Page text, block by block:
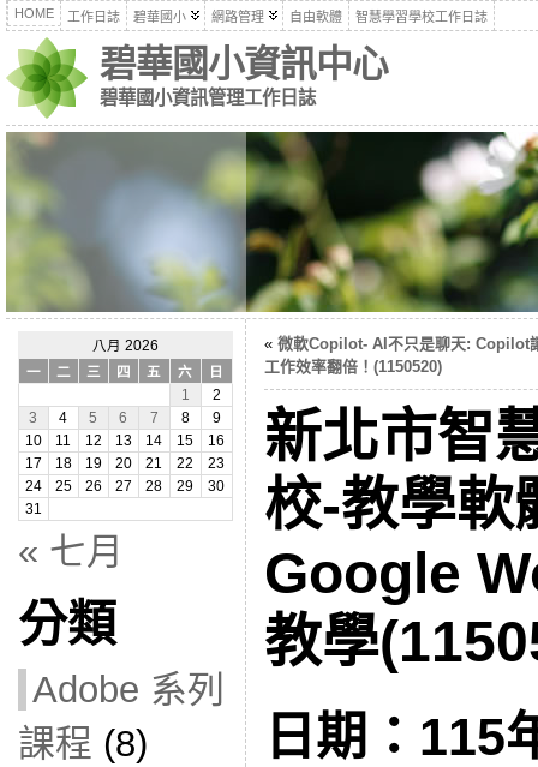
HOME 工作日誌 碧華國小 網路管理 自由軟體 智慧學習學校工作日誌
碧華國小資訊中心
碧華國小資訊管理工作日誌
八月 2026
一
二 三 四 五 六
日
1
2
3
4 5 6 7 8
9
10
11 12 13 14 15
16
17
18 19 20 21 22
23
24
25 26 27 28 29
30
31
« 七月
分類
Adobe 系列
課程 (8)
« 微軟Copilot- AI不只是聊天: Copilot
工作效率翻倍！(1150520)
新北市智
校-教學軟
Google
教學
日期：115